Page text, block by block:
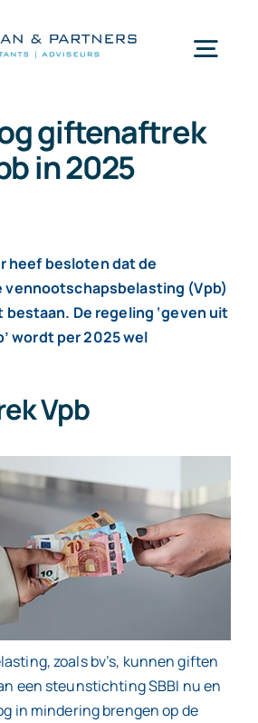
Wat doen wij
Eelman & Partners
Nieuws
Werken bij
Contact
giftenaftrek
in 2025
heef besloten dat de
(Vpb)
De regeling ‘geven uit
wordt per 2025 wel
Vpb
zoals bv’s, kunnen giften
een steunstichting SBBI nu en
in mindering brengen op de